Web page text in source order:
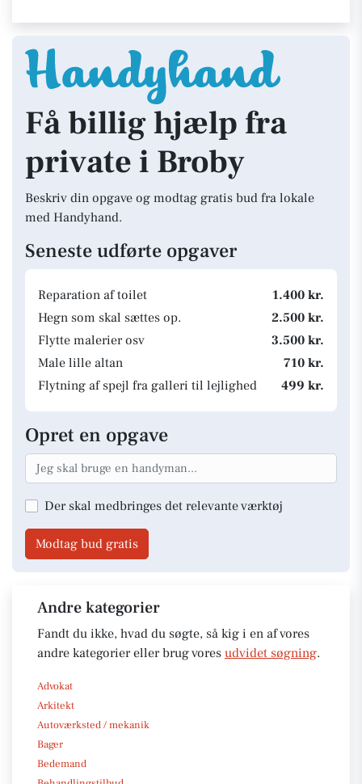
Få billig hjælp fra
private i Broby
Beskriv din opgave og modtag gratis bud fra lokale
med Handyhand.
Seneste udførte opgaver
Reparation af toilet
1.400 kr.
Hegn som skal sættes op.
2.500 kr.
Flytte malerier osv
3.500 kr.
Male lille altan
710 kr.
Flytning af spejl fra galleri til lejlighed
499 kr.
Opret en opgave
Der skal medbringes det relevante værktøj
Modtag bud gratis
Andre kategorier
Fandt du ikke, hvad du søgte, så kig i en af vores
andre kategorier eller brug vores udvidet søgning.
Advokat
Arkitekt
Autoværksted / mekanik
Bager
Bedemand